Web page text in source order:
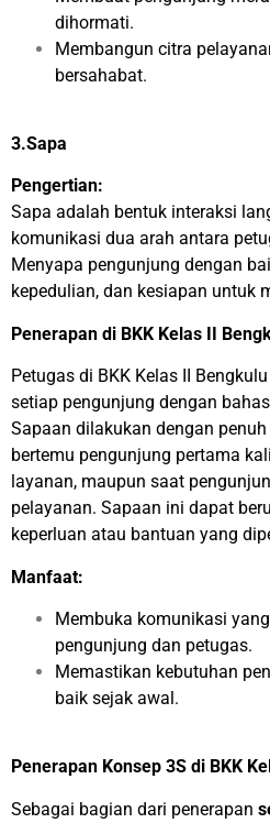
dihormati.
Membangun citra
bersahabat.
3.Sapa
Pengertian:
Sapa adalah bentuk interaksi
komunikasi dua arah antara
Menyapa pengunjung dengan
kepedulian, dan kesiapan untuk
Penerapan di BKK Kelas II
Petugas di BKK Kelas II
setiap pengunjung dengan
Sapaan dilakukan dengan
bertemu pengunjung pertama
layanan, maupun saat
pelayanan. Sapaan ini dapat
keperluan atau bantuan yang
Manfaat:
Membuka komunikasi
pengunjung dan petugas.
Memastikan kebutuhan
baik sejak awal.
Penerapan Konsep 3S di BKK
Sebagai bagian dari penerapan